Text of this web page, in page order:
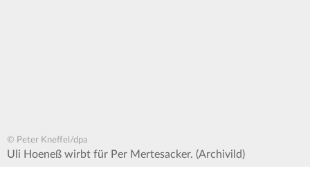
© Peter Kneffel/dpa
Uli Hoeneß wirbt für Per Mertesacker. (Archivild)